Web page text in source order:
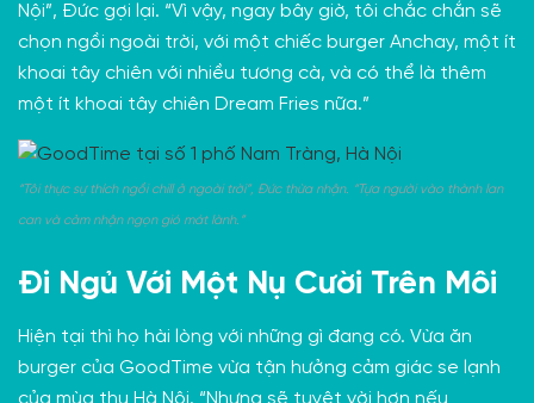
Nội”, Đức gợi lại. “Vì vậy, ngay bây giờ, tôi chắc chắn sẽ
chọn ngồi ngoài trời, với một chiếc burger Anchay, một ít
khoai tây chiên với nhiều tương cà, và có thể là thêm
một ít khoai tây chiên Dream Fries nữa.”
“Tôi thực sự thích ngồi chill ở ngoài trời”, Đức thừa nhận. “Tựa người vào thành lan
can và cảm nhận ngọn gió mát lành.”
Đi Ngủ Với Một Nụ Cười Trên Môi
Hiện tại thì họ hài lòng với những gì đang có. Vừa ăn
burger của GoodTime vừa tận hưởng cảm giác se lạnh